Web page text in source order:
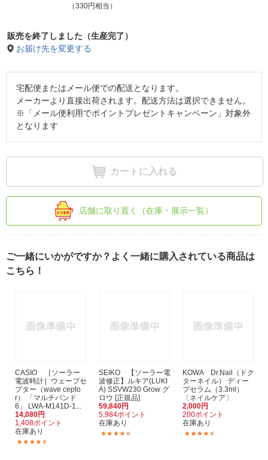
（330円相当）
販売を終了しました（生産完了）
お届け先を変更する
宅配便またはメール便での配送となります。
メーカーより直接出荷されます。配送方法は選択できません。
※「メール便利用でポイントプレゼントキャンペーン」対象外
となります
カートに入れる
店舗に取り置く（在庫・展示一覧）
ご一緒にいかがですか？よく一緒に購入されている商品は
こちら！
CASIO ［ソーラー
電波時計］ウェーブセ
プター（wave cepto
r） 「マルチバンド
6」 LWA-M141D-1...
14,080円
1,408ポイント
在庫あり
SEIKO 【ソーラー電
波修正】ルキア(LUKI
A) SSVW230 Grow グ
ロウ [正規品]
59,840円
5,984ポイント
在庫あり
KOWA Dr.Nail（ドク
ターネイル） ディー
プセラム（3.3ml）
〔ネイルケア〕
2,000円
200ポイント
在庫あり